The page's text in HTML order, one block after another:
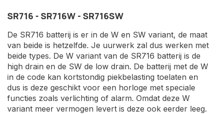
SR716 - SR716W - SR716SW
De SR716 batterij is er in de W en SW variant, de maat
van beide is hetzelfde. Je uurwerk zal dus werken met
beide types. De W variant van de SR716 batterij is de
high drain en de SW de low drain. De batterij met de W
in de code kan kortstondig piekbelasting toelaten en
dus is deze geschikt voor een horloge met speciale
functies zoals verlichting of alarm. Omdat deze W
variant meer vermogen levert is deze ook eerder leeg.